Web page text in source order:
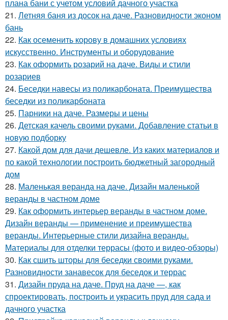
плана бани с учетом условий дачного участка
21. Летняя баня из досок на даче. Разновидности эконом
бань
22. Как осеменить корову в домашних условиях
искусственно. Инструменты и оборудование
23. Как оформить розарий на даче. Виды и стили
розариев
24. Беседки навесы из поликарбоната. Преимущества
беседки из поликарбоната
25. Парники на даче. Размеры и цены
26. Детская качель своими руками. Добавление статьи в
новую подборку
27. Какой дом для дачи дешевле. Из каких материалов и
по какой технологии построить бюджетный загородный
дом
28. Маленькая веранда на даче. Дизайн маленькой
веранды в частном доме
29. Как оформить интерьер веранды в частном доме.
Дизайн веранды — применение и преимущества
веранды. Интерьерные стили дизайна веранды.
Материалы для отделки террасы (фото и видео-обзоры)
30. Как сшить шторы для беседки своими руками.
Разновидности занавесок для беседок и террас
31. Дизайн пруда на даче. Пруд на даче —, как
спроектировать, построить и украсить пруд для сада и
дачного участка